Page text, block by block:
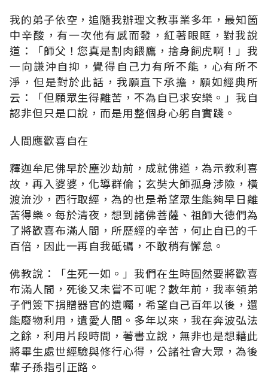
我的弟子依空，追隨我辦理文教事業多年，最知箇
中辛酸，有一次他有感而發，紅著眼眶，對我說
道：「師父！您真是割肉餵鷹，捨身飼虎啊！」我
一向謙沖自抑，覺得自己力有所不能，心有所不
淨，但是對於此話，我願直下承擔，願如經典所
云：「但願眾生得離苦，不為自已求安樂。」我自
認非但只是口說，而是用整個身心躬自實踐。
人間應歡喜自在
釋迦牟尼佛早於塵沙劫前，成就佛道，為示教利喜
故，再入婆婆，化導群倫；玄奘大師孤身涉險，橫
渡流沙，西行取經，為的也是希望眾生能夠早日離
苦得樂。每於清夜，想到諸佛菩薩、祖師大德們為
了將歡喜布滿人間，所歷經的辛苦，何止自已的千
百倍，因此一再自我砥礪，不敢稍有懈怠。
佛教說：「生死一如。」我們在生時固然要將歡喜
布滿人間，死後又未嘗不可呢？數年前，我率領弟
子們簽下捐贈器官的遺囑，希望自己百年以後，還
能廢物利用，遺愛人間。多年以來，我在奔波弘法
之餘，利用片段時間，著書立說，無非也是想藉此
將畢生處世經驗與修行心得，公諸社會大眾，為後
輩子孫指引正路。